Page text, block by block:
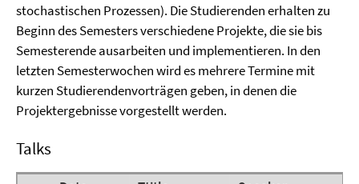
stochastischen Prozessen). Die Studierenden erhalten zu
Beginn des Semesters verschiedene Projekte, die sie bis
Semesterende ausarbeiten und implementieren. In den
letzten Semesterwochen wird es mehrere Termine mit
kurzen Studierendenvorträgen geben, in denen die
Projektergebnisse vorgestellt werden.
Talks